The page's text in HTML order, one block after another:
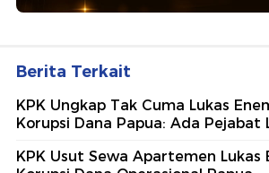
Berita Terkait
KPK Ungkap Tak Cuma Lukas
Korupsi Dana Papua: Ada Pejabat
KPK Usut Sewa Apartemen Lukas